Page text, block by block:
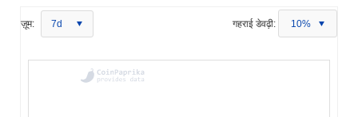
ज़ूम: 7d गहराई डेवढ़ी: 10%